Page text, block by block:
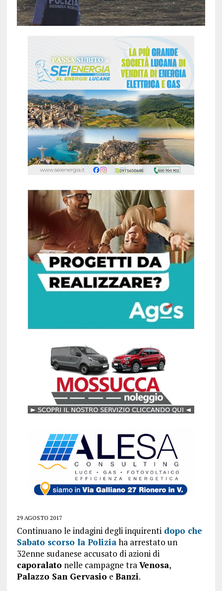
29 AGOSTO 2017
Continuano le indagini degli inquirentidopo che
Sabato scorso la Poliziaha arrestato un
32enne sudanese accusato di azioni di
caporalato nelle campagne traVenosa,
Palazzo San Gervasio e Banzi.